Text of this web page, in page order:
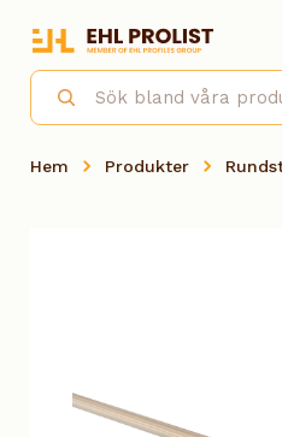
Hem Produkter